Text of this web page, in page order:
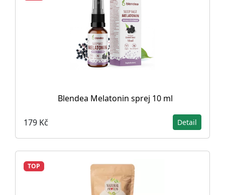
Blendea Melatonin sprej 10 ml
179 Kč Detail
TOP